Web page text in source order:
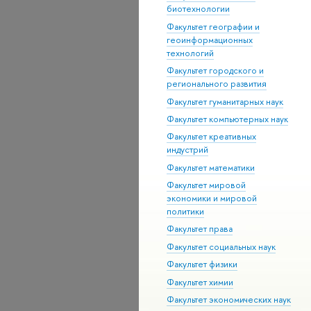
биотехнологии
Факультет географии и
геоинформационных
технологий
Факультет городского и
регионального развития
Факультет гуманитарных наук
Факультет компьютерных наук
Факультет креативных
индустрий
Факультет математики
Факультет мировой
экономики и мировой
политики
Факультет права
Факультет социальных наук
Факультет физики
Факультет химии
Факультет экономических наук